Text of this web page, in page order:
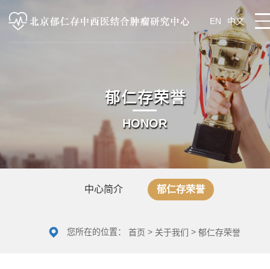
EN 中文
郁仁存荣誉
HONOR
中心简介 郁仁存荣誉
您所在的位置： 首页 > 关于我们 > 郁仁存荣誉